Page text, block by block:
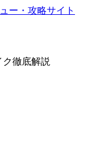
徹底解説